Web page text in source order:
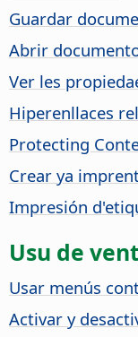
Guardar
Abrir
Ver les
Hiperenllaces
Protecting
Crear ya
Impresión
Usu de
Usar menús
Activar y